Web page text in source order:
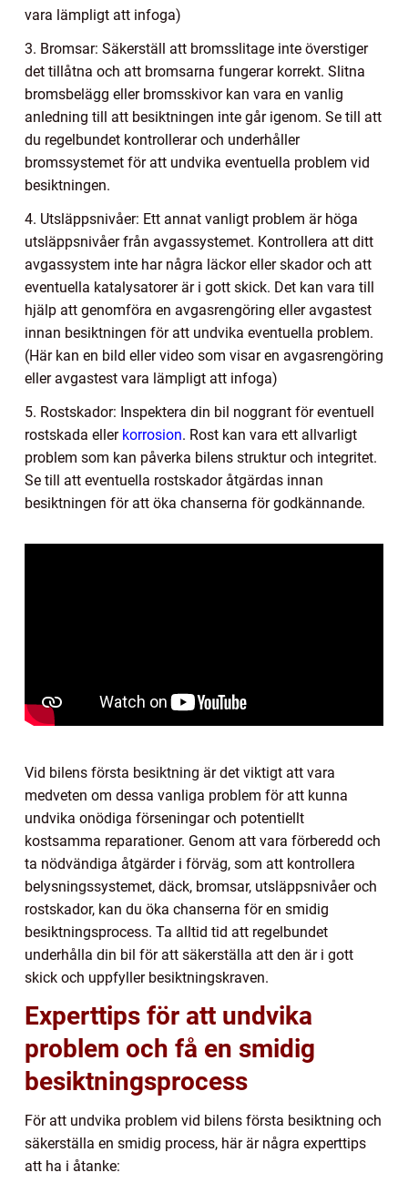
vara lämpligt att infoga)
3. Bromsar: Säkerställ att bromsslitage inte överstiger
det tillåtna och att bromsarna fungerar korrekt. Slitna
bromsbelägg eller bromsskivor kan vara en vanlig
anledning till att besiktningen inte går igenom. Se till att
du regelbundet kontrollerar och underhåller
bromssystemet för att undvika eventuella problem vid
besiktningen.
4. Utsläppsnivåer: Ett annat vanligt problem är höga
utsläppsnivåer från avgassystemet. Kontrollera att ditt
avgassystem inte har några läckor eller skador och att
eventuella katalysatorer är i gott skick. Det kan vara till
hjälp att genomföra en avgasrengöring eller avgastest
innan besiktningen för att undvika eventuella problem.
(Här kan en bild eller video som visar en avgasrengöring
eller avgastest vara lämpligt att infoga)
5. Rostskador: Inspektera din bil noggrant för eventuell
rostskada eller korrosion. Rost kan vara ett allvarligt
problem som kan påverka bilens struktur och integritet.
Se till att eventuella rostskador åtgärdas innan
besiktningen för att öka chanserna för godkännande.
Vid bilens första besiktning är det viktigt att vara
medveten om dessa vanliga problem för att kunna
undvika onödiga förseningar och potentiellt
kostsamma reparationer. Genom att vara förberedd och
ta nödvändiga åtgärder i förväg, som att kontrollera
belysningssystemet, däck, bromsar, utsläppsnivåer och
rostskador, kan du öka chanserna för en smidig
besiktningsprocess. Ta alltid tid att regelbundet
underhålla din bil för att säkerställa att den är i gott
skick och uppfyller besiktningskraven.
Experttips för att undvika
problem och få en smidig
besiktningsprocess
För att undvika problem vid bilens första besiktning och
säkerställa en smidig process, här är några experttips
att ha i åtanke: